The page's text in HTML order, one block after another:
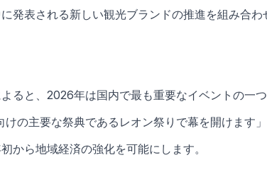
表される新しい観光ブランドの推進を組み合わ
と、2026年は国内で最も重要なイベントの一
の主要な祭典であるレオン祭りで幕を開けます」
から地域経済の強化を可能にします。